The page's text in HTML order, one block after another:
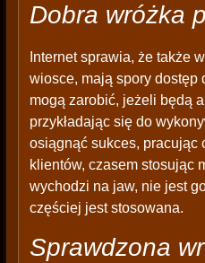
Dobra wróżka
Internet sprawia, że także
wiosce, mają spory dostęp
mogą zarobić, jeżeli będą
przykładając się do
osiągnąć sukces, pracując
klientów, czasem stosując
wychodzi na jaw, nie jest
częściej jest stosowana.
Sprawdzona